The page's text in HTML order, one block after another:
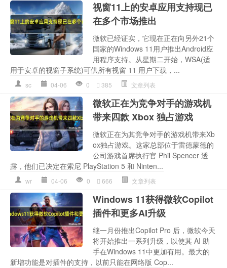
视窗11上的安卓应用支持现已
在多个市场推出
微软已经证实，它现在正在向另外21个
国家的Windows 11用户推出Android应
用程序支持。从星期二开始，WSA(适
用于安卓的视窗子系统)可供所有视窗 11 用户下载，...
sc 04-06 0 385 文章列表
微软正在为竞争对手的游戏机
带来四款 Xbox 独占游戏
微软正在为其竞争对手的游戏机带来Xb
ox独占游戏。这家总部位于雷德蒙德的
公司游戏首席执行官 Phil Spencer 透
露，他们已决定在索尼 PlayStation 5 和 Ninten...
wr 04-06 0 666 文章列表
Windows 11获得微软Copilot
插件和更多AI升级
继一月份推出Copilot Pro 后，微软今天
将开始推出一系列升级，以使其 AI 助
手在Windows 11中更加有用。最大的
新增功能是对插件的支持，以前只能在网络版 Cop...